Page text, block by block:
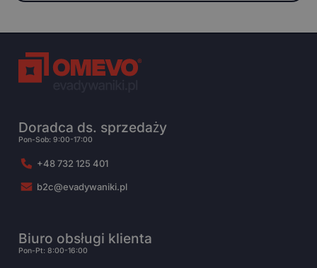
Doradca ds. sprzedaży
Pon-Sob: 9:00-17:00
+48 732 125 401
b2c@evadywaniki.pl
Biuro obsługi klienta
Pon-Pt: 8:00-16:00